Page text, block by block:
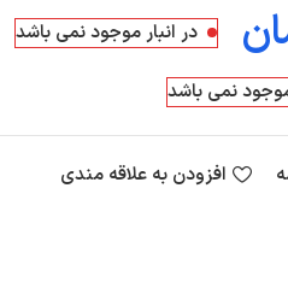
در انبار موجود نمی باشد
موجود نمی باشد
افزودن به علاقه مندی